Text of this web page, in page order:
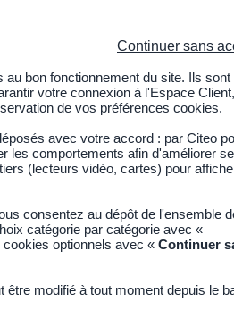
CITEO Actualités Adhérer
des
Copier le lien
Continuer sans
bon fonctionnement du site. Ils sont
votre connexion à l'Espace
de vos préférences cookies.
avec votre accord : par Citeo
les comportements afin d'améliorer
(lecteurs vidéo, cartes) pour
consentez au dépôt de l'ensemble
catégorie par catégorie avec «
optionnels avec « Continuer
modifié à tout moment depuis le